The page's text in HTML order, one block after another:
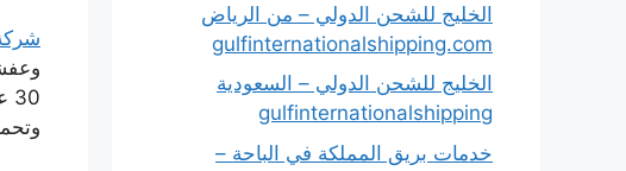
الخليج للشحن الدولي – من الرياض
gulfinternationalshipping.com
الخليج للشحن الدولي – السعودية
gulfinternationalshipping
خدمات بريق المملكة في الباحة –